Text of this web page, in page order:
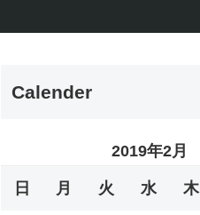
Calender
2019年2月
日 月 火 水 木